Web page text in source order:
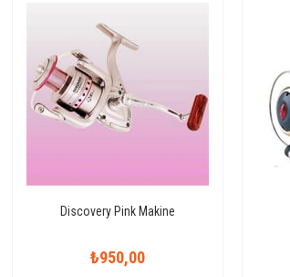
Discovery Pink Makine
₺950,00